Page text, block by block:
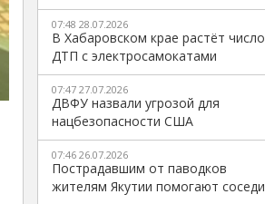
07:48 28.07.2026
В Хабаровском крае растёт число
ДТП с электросамокатами
07:47 27.07.2026
ДВФУ назвали угрозой для
нацбезопасности США
07:46 26.07.2026
Пострадавшим от паводков
жителям Якутии помогают соседи